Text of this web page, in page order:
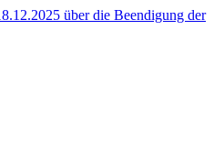
über die Beendigung der